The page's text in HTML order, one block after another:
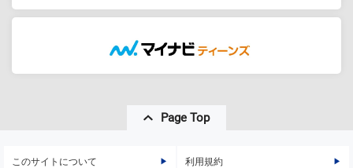
Page Top
このサイトについて 利用規約